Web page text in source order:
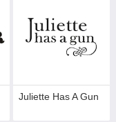
Juliette Has A Gun